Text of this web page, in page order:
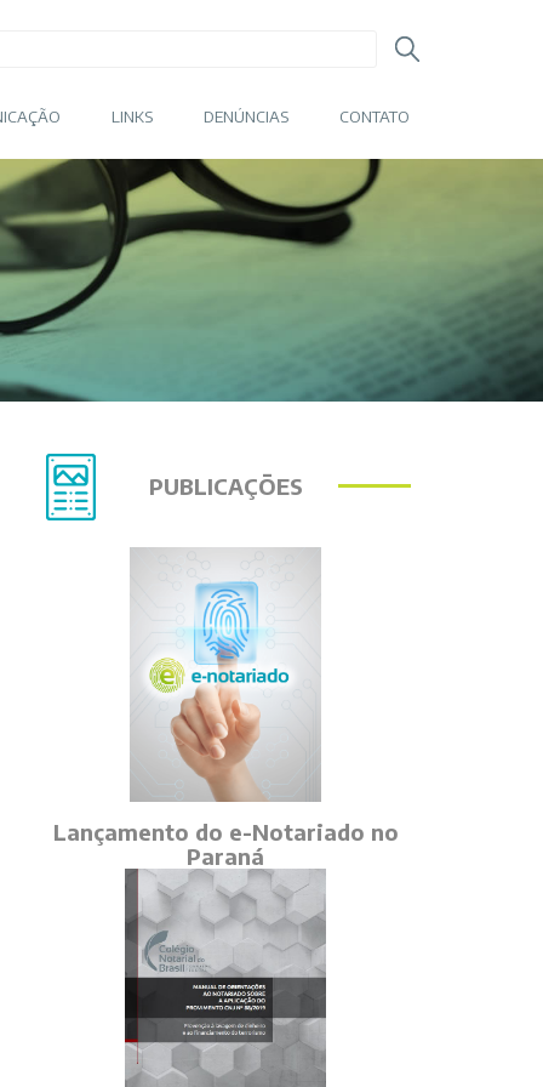
LINKS DENÚNCIAS CONTATO
PUBLICAÇÕES
Lançamento do e-Notariado no
Paraná